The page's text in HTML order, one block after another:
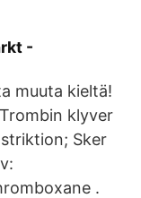
-
muuta kieltä!
klyver
Sker
.